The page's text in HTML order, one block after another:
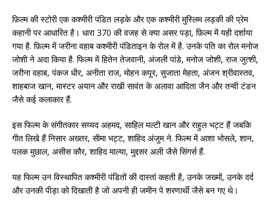
फ़िल्म की स्टोरी एक कश्मीरी पंडित लड़के और एक कश्मीरी मुस्लिम लड़की की प्रेम
कहानी पर आधारित है। धारा 370 की वजह से क्या असर पड़ा, फ़िल्म में यही दर्शाया
गया है. फ़िल्म में जरीना वहाब कश्मीरी पंडिताइन के रोल में है. उनके पति का रोल मनोज
जोशी ने अदा किया है. फिल्म में हितेन तेजवानी, अंजली पांडे, मनोज जोशी, राज जुत्शी,
जरीना वहाब, पंकज धीर, अनीता राज, मोहन कपूर, सुजाता मेहता, अंजन श्रीवास्तव,
शाहबाज खान, मास्टर अयान और राखी सावंत के अलावा आदिता जैन और तन्वी टंडन
जैसे कई कलाकार हैं.
इस फिल्म के संगीतकार सय्यद अहमद, साहिल मल्टी खान और राहुल भट्ट हैं जबकि
गीत लिखे हैं निसार अख्तर, सीमा भट्ट, शाहिद अंजुम ने. फिल्म में आशा भोसले, शान,
पलक मुछाल, असीस कौर, शाहिद माल्या, मुद्दसर अली जैसे सिंगर्स हैं.
यह फिल्म उन विस्थापित कश्मीरी पंडितों की दास्तां कहती है, उनके जख्मों, उनके दर्द
और उनकी पीड़ा को दिखाती है जो अपनी ही जमीन पे शरणार्थी जैसे बन गए थे।